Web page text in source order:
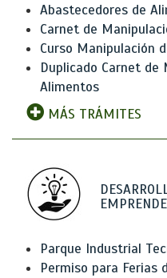
Abastecedores de
Carnet de
Curso Manipulación
Duplicado Carnet de
Alimentos
MÁS TRÁMITES
Parque Industrial
Permiso para Ferias